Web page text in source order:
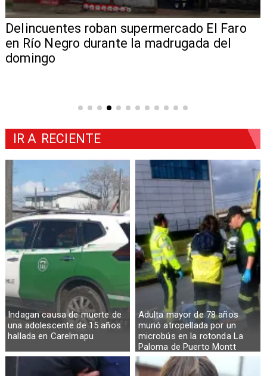
Delincuentes roban supermercado El Faro
en Río Negro durante la madrugada del
domingo
Indagan causa de muerte de
una adolescente de 15 años
hallada en Carelmapu
Adulta mayor de 78 años
murió atropellada por un
microbús en la rotonda La
Paloma de Puerto Montt
IR A RECIENTE